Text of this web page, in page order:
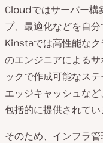
Cloudではサーバー構
プ、最適化などを自分
Kinstaでは高性能な
のエンジニアによる
ックで作成可能なス
エッジキャッシュな
包括的に提供されてい
そのため、インフラ